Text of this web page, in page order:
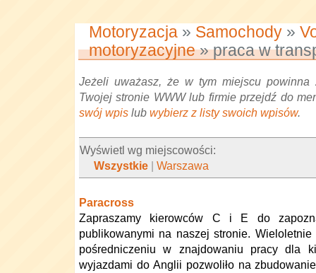
Motoryzacja » Samochody »
motoryzacyjne» praca w
Jeżeli uważasz, że w tym miejscu powinna
Twojej stronie WWW lub firmie przejdź do
swój wpis lub wybierz z listy swoich wpisów.
Wyświetl wg miejscowości:
Wszystkie |Warszawa
Paracross
Zapraszamy kierowców C i E do
publikowanymi na naszej stronie.
pośredniczeniu w znajdowaniu pracy dla
wyjazdami do Anglii pozwoliło na